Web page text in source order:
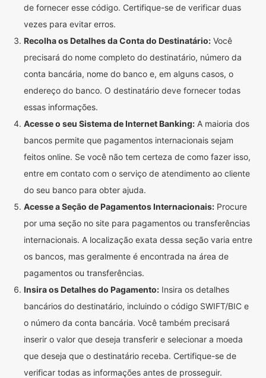
de fornecer esse código. Certifique-se de verificar duas
vezes para evitar erros.
Recolha os Detalhes da Conta do Destinatário: Você
precisará do nome completo do destinatário, número da
conta bancária, nome do banco e, em alguns casos, o
endereço do banco. O destinatário deve fornecer todas
essas informações.
Acesse o seu Sistema de Internet Banking: A maioria dos
bancos permite que pagamentos internacionais sejam
feitos online. Se você não tem certeza de como fazer isso,
entre em contato com o serviço de atendimento ao cliente
do seu banco para obter ajuda.
Acesse a Seção de Pagamentos Internacionais: Procure
por uma seção no site para pagamentos ou transferências
internacionais. A localização exata dessa seção varia entre
os bancos, mas geralmente é encontrada na área de
pagamentos ou transferências.
Insira os Detalhes do Pagamento: Insira os detalhes
bancários do destinatário, incluindo o código SWIFT/BIC e
o número da conta bancária. Você também precisará
inserir o valor que deseja transferir e selecionar a moeda
que deseja que o destinatário receba. Certifique-se de
verificar todas as informações antes de prosseguir.